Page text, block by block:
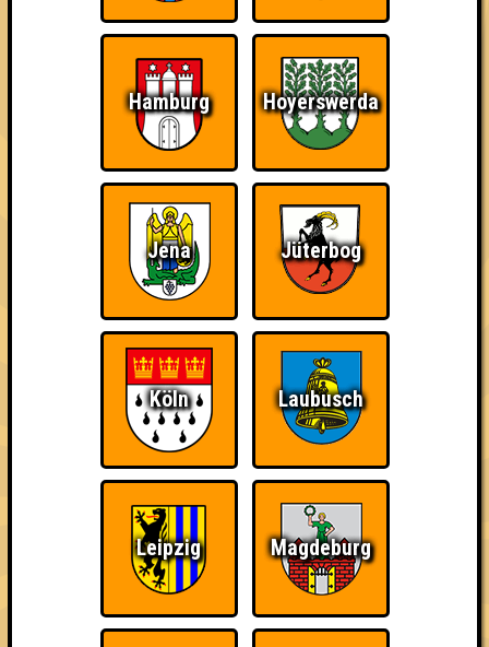
Erstmals erreicht am 22.04.2026 bei
über 100 Teams
von Fango am Mars
Hamburg Hoyerswerda
Jena Jüterbog
Köln Laubusch
Leipzig Magdeburg